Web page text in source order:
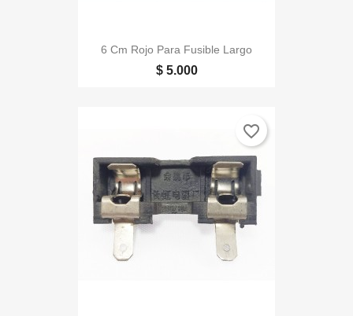
6 Cm Rojo Para Fusible Largo
$ 5.000
favorite_border